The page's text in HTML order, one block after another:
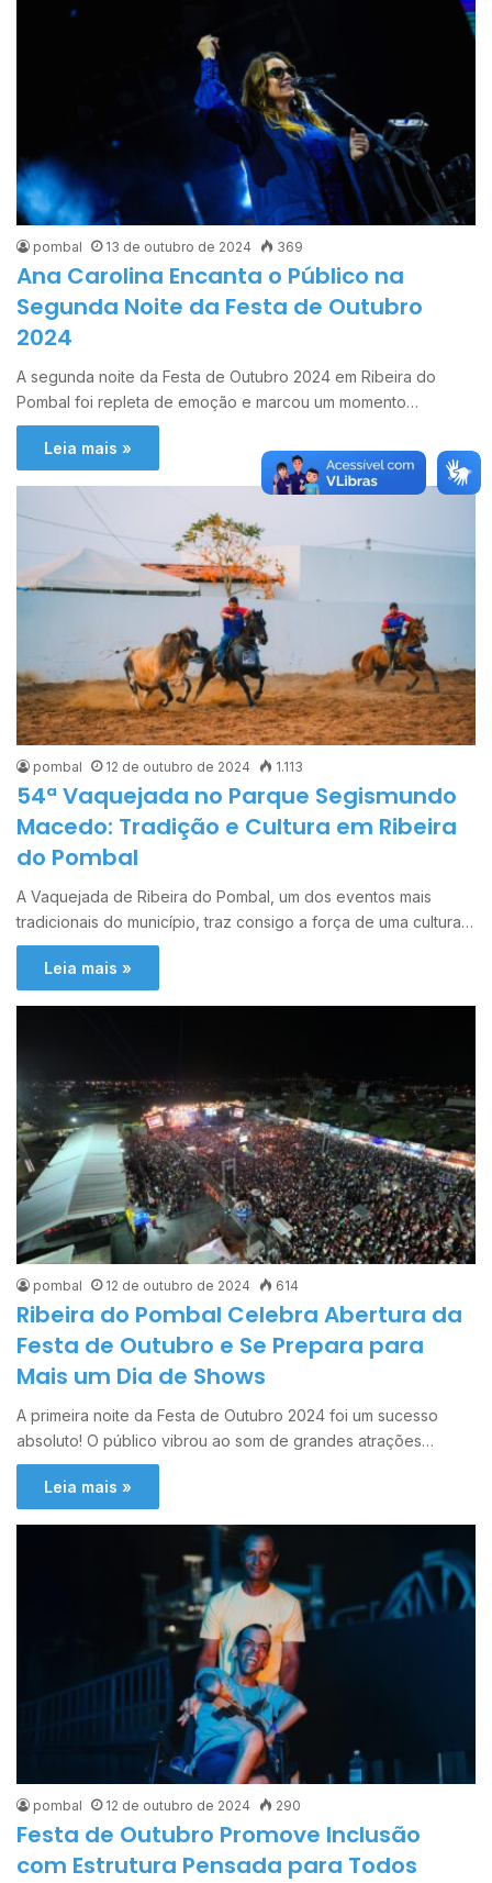
pombal 13 de outubro de 2024 369
Ana Carolina Encanta o Público na
Segunda Noite da Festa de Outubro
2024
A segunda noite da Festa de Outubro 2024 em Ribeira do
Pombal foi repleta de emoção e marcou um momento…
Leia mais »
pombal 12 de outubro de 2024 1.113
54ª Vaquejada no Parque Segismundo
Macedo: Tradição e Cultura em Ribeira
do Pombal
A Vaquejada de Ribeira do Pombal, um dos eventos mais
tradicionais do município, traz consigo a força de uma cultura…
Leia mais »
pombal 12 de outubro de 2024 614
Ribeira do Pombal Celebra Abertura da
Festa de Outubro e Se Prepara para
Mais um Dia de Shows
A primeira noite da Festa de Outubro 2024 foi um sucesso
absoluto! O público vibrou ao som de grandes atrações…
Leia mais »
pombal 12 de outubro de 2024 290
Festa de Outubro Promove Inclusão
com Estrutura Pensada para Todos